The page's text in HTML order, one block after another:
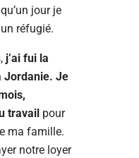
jour je
réfugié.
j’ai fui la
Jordanie. Je
travail pour
ma famille.
notre loyer